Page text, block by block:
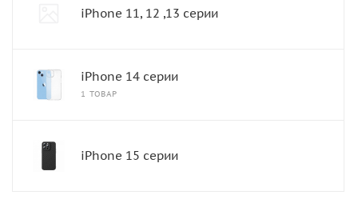
iPhone 11, 12 ,13 серии
iPhone 14 серии
1 ТОВАР
iPhone 15 серии